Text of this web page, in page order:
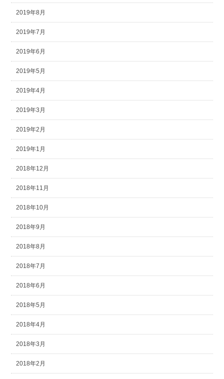
2019年8月
2019年7月
2019年6月
2019年5月
2019年4月
2019年3月
2019年2月
2019年1月
2018年12月
2018年11月
2018年10月
2018年9月
2018年8月
2018年7月
2018年6月
2018年5月
2018年4月
2018年3月
2018年2月